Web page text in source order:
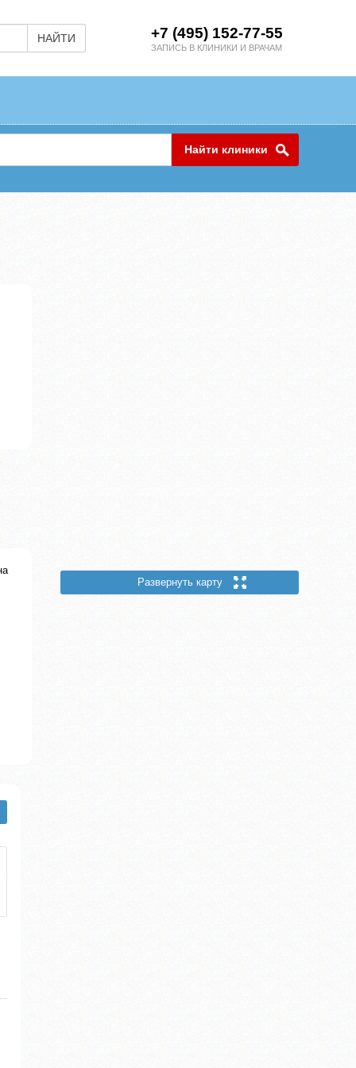
НАЙТИ +7 (495) 152-77-55
ЗАПИСЬ В КЛИНИКИ И ВРАЧАМ
Найти клиники
Развернуть карту